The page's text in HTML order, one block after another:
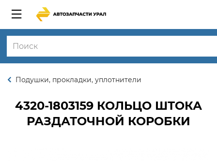
Подушки, прокладки, уплотнители
4320-1803159 КОЛЬЦО ШТОКА
РАЗДАТОЧНОЙ КОРОБКИ